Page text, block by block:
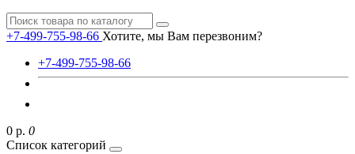
+7-499-755-98-66 Хотите, мы Вам перезвоним?
+7-499-755-98-66
0 р. 0
Список категорий